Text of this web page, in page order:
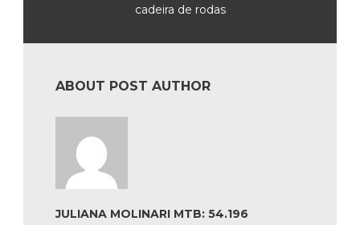
cadeira de rodas
ABOUT POST AUTHOR
JULIANA MOLINARI MTB: 54.196